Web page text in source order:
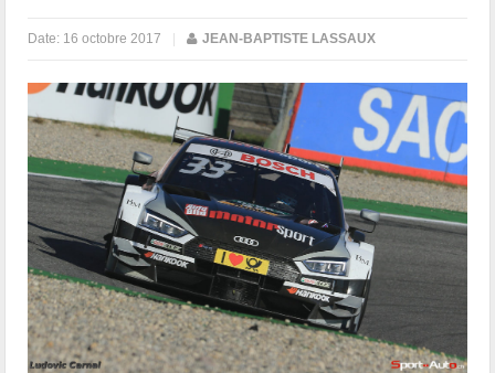
Date: 16 octobre 2017 | JEAN-BAPTISTE LASSAUX